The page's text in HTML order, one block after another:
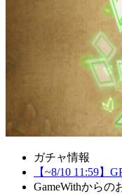
ガチャ情報
【~8/10 11:59】
GameWithからの